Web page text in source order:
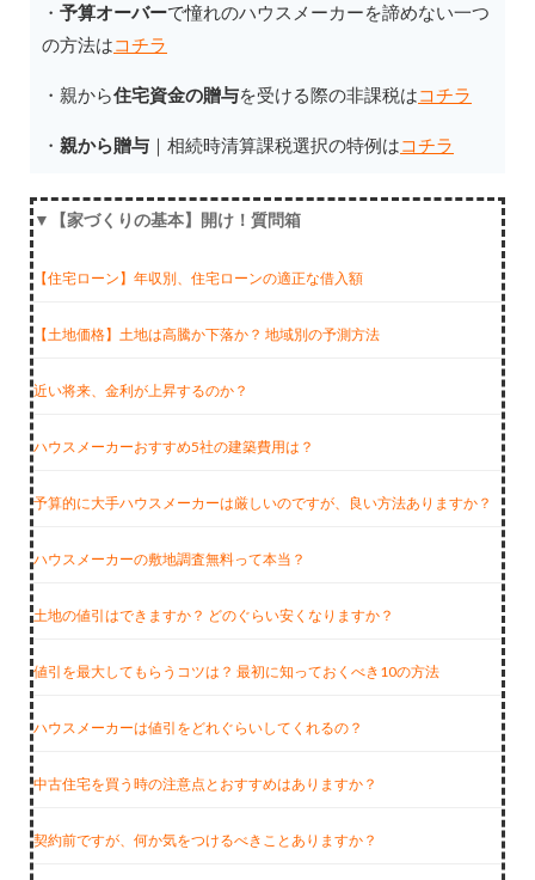
・ 予算オーバーで憧れのハウスメーカーを諦めない一つ
の方法はコチラ
・親から住宅資金の贈与を受ける際の非課税はコチラ
・ 親から贈与 ｜相続時清算課税選択の特例はコチラ
▼【家づくりの基本】開け！質問箱
【住宅ローン】年収別、住宅ローンの適正な借入額
【土地価格】土地は高騰か下落か？ 地域別の予測方法
近い将来、金利が上昇するのか？
ハウスメーカーおすすめ5社の建築費用は？
予算的に大手ハウスメーカーは厳しいのですが、良い方法ありますか？
ハウスメーカーの敷地調査無料って本当？
土地の値引はできますか？ どのぐらい安くなりますか？
値引を最大してもらうコツは？ 最初に知っておくべき10の方法
ハウスメーカーは値引をどれぐらいしてくれるの？
中古住宅を買う時の注意点とおすすめはありますか？
契約前ですが、何か気をつけるべきことありますか？